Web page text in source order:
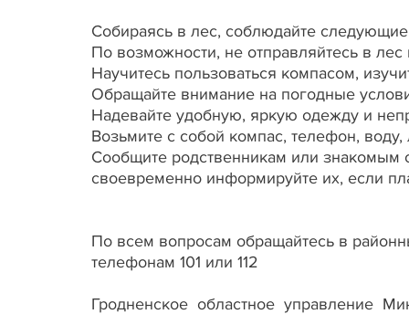
Собираясь в лес, соблюдайте
По возможности, не отправляйтесь в лес
Научитесь пользоваться компасом,
Обращайте внимание на погодные
Надевайте удобную, яркую одежду и
Возьмите с собой компас, телефон, воду,
Сообщите родственникам или
своевременно информируйте их, если
По всем вопросам обращайтесь в
телефонам 101 или 112
Гродненское областное управление